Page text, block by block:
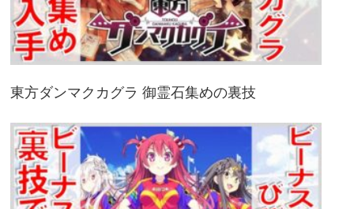
東方ダンマクカグラ 御霊石集めの裏技